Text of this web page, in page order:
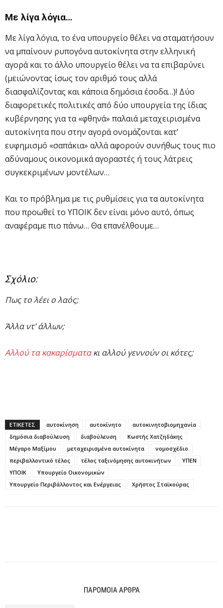
Με λίγα λόγια…
Με λίγα λόγια, το ένα υπουργείο θέλει να σταματήσουν
να μπαίνουν ρυπογόνα αυτοκίνητα στην ελληνική
αγορά και το άλλο υπουργείο θέλει να τα επιβαρύνει
(μειώνοντας ίσως τον αριθμό τους αλλά
διασφαλίζοντας και κάποια δημόσια έσοδα…)! Δύο
διαφορετικές πολιτικές από δύο υπουργεία της ίδιας
κυβέρνησης για τα «φθηνά» παλαιά μεταχειρισμένα
αυτοκίνητα που στην αγορά ονομάζονται κατ’
ευφημισμό «σαπάκια» αλλά αφορούν συνήθως τους πιο
αδύναμους οικονομικά αγοραστές ή τους λάτρεις
συγκεκριμένων μοντέλων…
Και το πρόβλημα με τις ρυθμίσεις για τα αυτοκίνητα
που προωθεί το ΥΠΟΙΚ δεν είναι μόνο αυτό, όπως
αναφέραμε πιο πάνω… Θα επανέλθουμε…
Σχόλιο:
Πως το λέει ο λαός;
Άλλα ντ’ άλλων;
Αλλού τα κακαρίσματακι αλλού γεννούν οι κότες;
ΕΤΙΚΕΤΕΣ αυτοκίνηση αυτοκίνητο
αυτοκινητοβιομηχανία
δημόσια διαβούλευση
διαβούλευση
Κωστής Χατζηδάκης
Μέγαρο Μαξίμου
μεταχειρισμένα αυτοκίνητα
νομοσχέδιο
περιβαλλοντικό τέλος
τέλος ταξινόμησης αυτοκινήτων
ΥΠΕΝ
ΥΠΟΙΚ
Υπουργείο Οικονομικών
Υπουργείο Περιβάλλοντος και Ενέργειας
Χρήστος Σταϊκούρας
ΠΑΡΟΜΟΙΑ ΑΡΘΡΑ